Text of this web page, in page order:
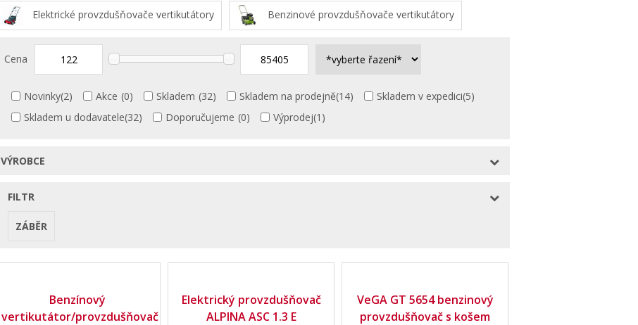
Elektrické provzdušňovače vertikutátory Benzinové provzdušňovače vertikutátory
Cena
Novinky(2) Akce (0) Skladem (32) Skladem na prodejně(14) Skladem v expedici(5)
Skladem u dodavatele(32) Doporučujeme (0) Výprodej(1)
VÝROBCE
FILTR
ZÁBĚR
Benzínový
vertikutátor/provzdušňovač
Elektrický provzdušňovač
ALPINA ASC 1.3 E
VeGA GT 5654 benzinový
provzdušňovač s košem